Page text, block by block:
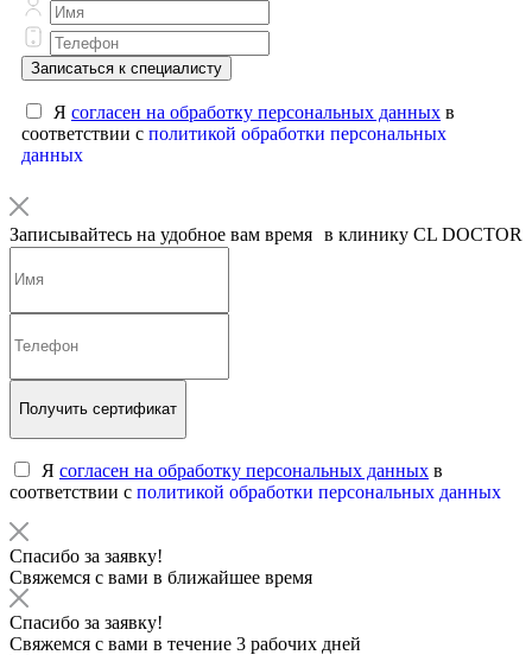
Записаться к специалисту
Я согласен на обработку персональных данных в
соответствии с политикой обработки персональных
данных
Записывайтесь на удобное вам время в клинику CL DOCTOR
Получить сертификат
Я согласен на обработку персональных данных в
соответствии с политикой обработки персональных данных
Спасибо за заявку!
Свяжемся с вами в ближайшее время
Спасибо за заявку!
Свяжемся с вами в течение 3 рабочих дней